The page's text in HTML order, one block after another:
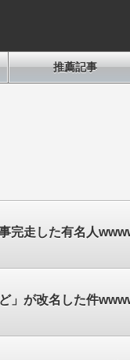
推薦記事
完走した有名人
」が改名した件